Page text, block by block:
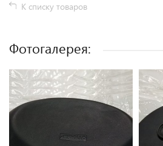
К списку товаров
Фотогалерея: